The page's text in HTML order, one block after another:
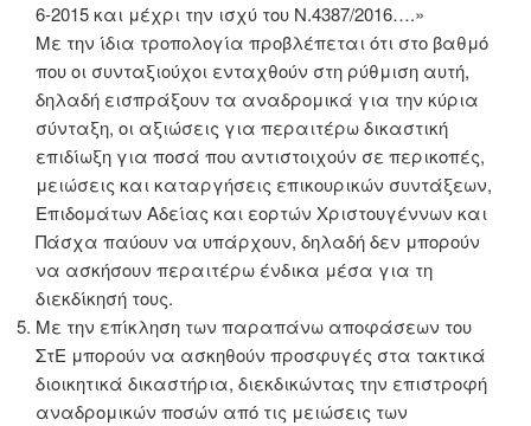
6-2015 και μέχρι την ισχύ του Ν.4387/2016….»
Με την ίδια τροπολογία προβλέπεται ότι στο βαθμό
που οι συνταξιούχοι ενταχθούν στη ρύθμιση αυτή,
δηλαδή εισπράξουν τα αναδρομικά για την κύρια
σύνταξη, οι αξιώσεις για περαιτέρω δικαστική
επιδίωξη για ποσά που αντιστοιχούν σε περικοπές,
μειώσεις και καταργήσεις επικουρικών συντάξεων,
Επιδομάτων Αδείας και εορτών Χριστουγέννων και
Πάσχα παύουν να υπάρχουν, δηλαδή δεν μπορούν
να ασκήσουν περαιτέρω ένδικα μέσα για τη
διεκδίκησή τους.
Με την επίκληση των παραπάνω αποφάσεων του
ΣτΕ μπορούν να ασκηθούν προσφυγές στα τακτικά
διοικητικά δικαστήρια, διεκδικώντας την επιστροφή
αναδρομικών ποσών από τις μειώσεις των